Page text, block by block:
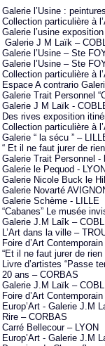
Galerie l’Usine :
Collection particulière à
Galerie l’usine
Galerie J M Laïk –
Galerie l’Usine – Ste
Galerie l’Usine – Ste
Collection particulière à
Espace A contrario
Galerie Trait Personnel
Galerie J M Laïk -
Des rives exposition
Collection particulière à
Galerie “ la sécu ” –
“ Et il ne faut jurer de
Galerie Trait Personnel
Galerie le Pequod -
Galerie Nicole Buck le
Galerie Novarté
Galerie Schème - LILLE
“Cabanes” Le musée
Galerie J.M Laîk –
L’Art dans la ville –
Foire d’Art
“Et il ne faut jurer de
Livre d’artistes “Passe
20 ans – CORBAS
Galerie J.M Laïk –
Foire d’Art
Europ’Art - Galerie J.M
Rire – CORBAS
Carré Bellecour – LYON
Europ’Art - Galerie J.M